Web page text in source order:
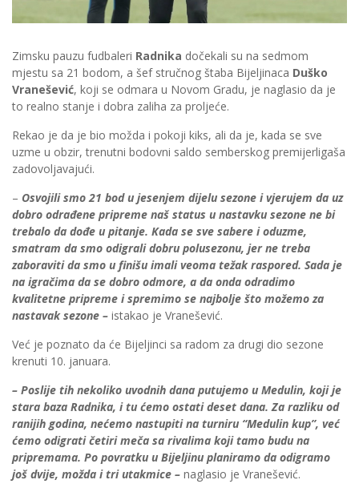
Zimsku pauzu fudbaleri Radnika dočekali su na sedmom
mjestu sa 21 bodom, a šef stručnog štaba Bijeljinaca Duško
Vranešević, koji se odmara u Novom Gradu, je naglasio da je
to realno stanje i dobra zaliha za proljeće.
Rekao je da je bio možda i pokoji kiks, ali da je, kada se sve
uzme u obzir, trenutni bodovni saldo semberskog premijerligaša
zadovoljavajući.
– Osvojili smo 21 bod u jesenjem dijelu sezone i vjerujem da uz
dobro odrađene pripreme naš status u nastavku sezone ne bi
trebalo da dođe u pitanje. Kada se sve sabere i oduzme,
smatram da smo odigrali dobru polusezonu, jer ne treba
zaboraviti da smo u finišu imali veoma težak raspored. Sada je
na igračima da se dobro odmore, a da onda odradimo
kvalitetne pripreme i spremimo se najbolje što možemo za
nastavak sezone – istakao je Vranešević.
Već je poznato da će Bijeljinci sa radom za drugi dio sezone
krenuti 10. januara.
– Poslije tih nekoliko uvodnih dana putujemo u Medulin, koji je
stara baza Radnika, i tu ćemo ostati deset dana. Za razliku od
ranijih godina, nećemo nastupiti na turniru “Medulin kup”, već
ćemo odigrati četiri meča sa rivalima koji tamo budu na
pripremama. Po povratku u Bijeljinu planiramo da odigramo
još dvije, možda i tri utakmice – naglasio je Vranešević.